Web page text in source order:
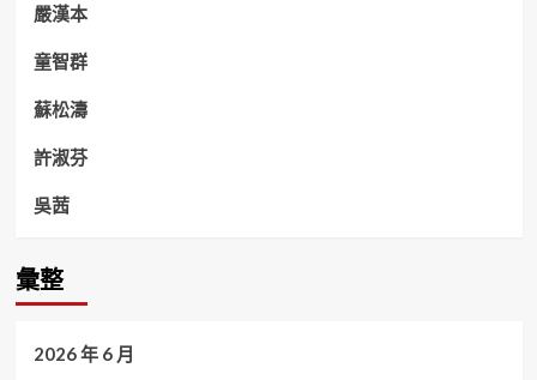
嚴漢本
童智群
蘇松濤
許淑芬
吳茜
彙整
2026 年 6 月